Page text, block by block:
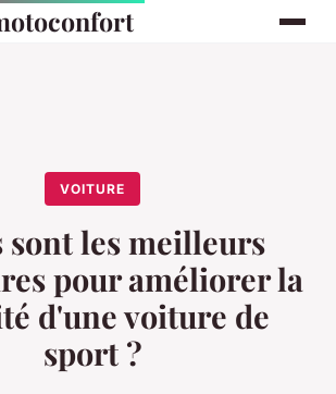
VOITURE
sont les meilleurs
pour améliorer la
d'une voiture de
sport ?